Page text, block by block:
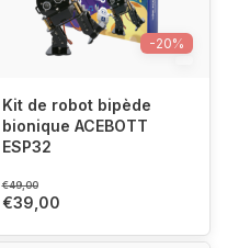
-20%
Kit de robot bipède
bionique ACEBOTT
ESP32
€49,00
€39,00